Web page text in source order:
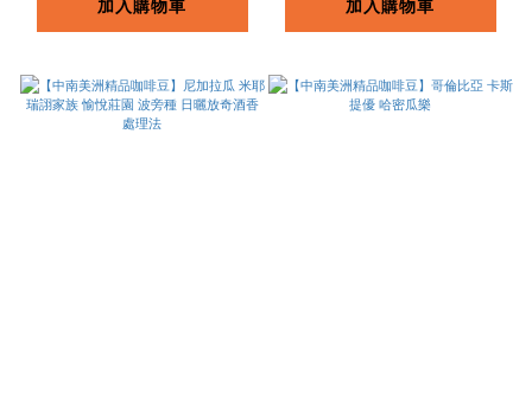
加入購物車 加入購物車